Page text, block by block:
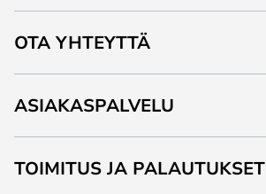
OTA YHTEYTTÄ
ASIAKASPALVELU
TOIMITUS JA PALAUTUKSET